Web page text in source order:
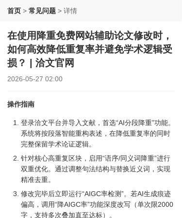
首页 > 常见问题 > 详情
在使用降重免费网站辅助论文修改时，
如何高效降低重复率并避免学术逻辑受
损？ | 洽文官网
2026-05-27 02:00
操作指南
登录洽文平台并导入文献，首选“AI分段降重”功能。
系统将按段落智能重构表述，在降低重复率的同时
完整保留学术论证逻辑。
针对核心高重复区块，启用“语序/同义词降重”进行
双重优化。通过调整句法结构与替换近义词，实现
精准去重。
修改完毕后立即运行“AIGC率检测”。若AI生成痕迹
偏高，调用“降AIGC率”功能深度改写（单次限2000
字，支持多次叠加直至达标）。